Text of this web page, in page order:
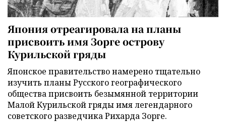
Япония отреагировала на планы
присвоить имя Зорге острову
Курильской гряды
Японское правительство намерено тщательно
изучить планы Русского географического
общества присвоить безымянной территории
Малой Курильской гряды имя легендарного
советского разведчика Рихарда Зорге.